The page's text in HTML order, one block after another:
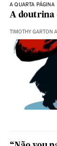
A QUARTA PÁGINA
A doutrina
TIMOTHY GARTON